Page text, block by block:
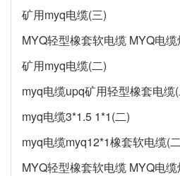
矿用myq电缆(三)
MYQ轻型橡套软电缆 MYQ电
矿用myq电缆(二)
myq电缆upq矿用轻型橡套电缆
myq电缆3*1.5 1*1(二)
myq电缆myq12*1橡套软电缆(
MYQ轻型橡套软电缆 MYQ电